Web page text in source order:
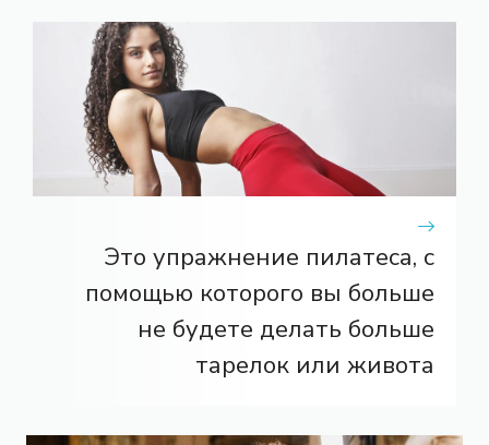
Это упражнение пилатеса, с
помощью которого вы больше
не будете делать больше
тарелок или живота